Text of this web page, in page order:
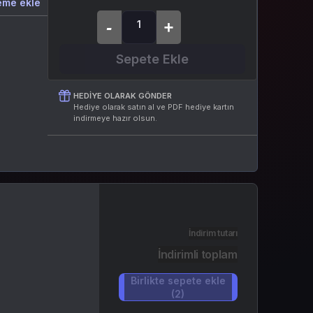
ekle
Sepete Ekle
HEDIYE OLARAK GÖNDER
Hediye olarak satın al ve PDF hediye kartın
indirmeye hazır olsun.
İndirim tutarı
İndirimli toplam
Birlikte sepete ekle
(2)